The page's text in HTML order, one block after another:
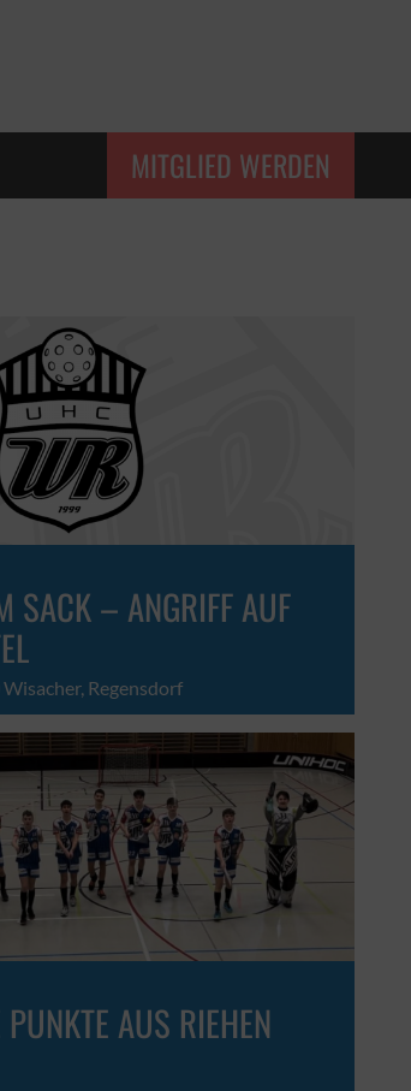
MITGLIED WERDEN
SACK – ANGRIFF AUF
Regensdorf
AUS RIEHEN